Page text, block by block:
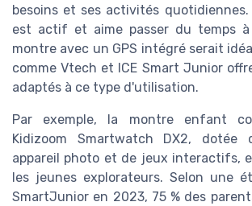
besoins et ses activités
est actif et aime passer du temps à
montre avec un GPS intégré serait
comme Vtech et ICE Smart Junior
adaptés à ce type d'utilisation.
Par exemple, la montre enfant
Kidizoom Smartwatch DX2, dotée
appareil photo et de jeux interactifs,
les jeunes explorateurs. Selon une
SmartJunior en 2023, 75 % des